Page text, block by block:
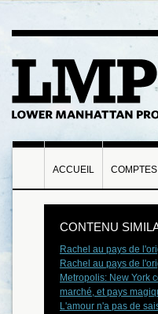
ACCUEIL
CONTENU
Rachel au pays de
Rachel au pays de
Metropolis: New York
marché, et pays
L'amour n'a pas de